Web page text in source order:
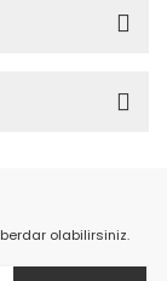
olabilirsiniz.